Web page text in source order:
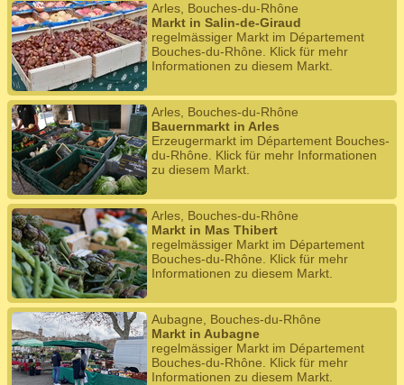
Arles, Bouches-du-Rhône
Markt in Salin-de-Giraud
regelmässiger Markt im Département
Bouches-du-Rhône. Klick für mehr
Informationen zu diesem Markt.
Arles, Bouches-du-Rhône
Bauernmarkt in Arles
Erzeugermarkt im Département Bouches-
du-Rhône. Klick für mehr Informationen
zu diesem Markt.
Arles, Bouches-du-Rhône
Markt in Mas Thibert
regelmässiger Markt im Département
Bouches-du-Rhône. Klick für mehr
Informationen zu diesem Markt.
Aubagne, Bouches-du-Rhône
Markt in Aubagne
regelmässiger Markt im Département
Bouches-du-Rhône. Klick für mehr
Informationen zu diesem Markt.